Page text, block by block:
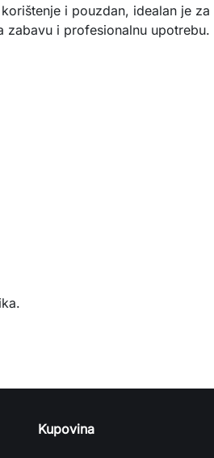
i pouzdan, idealan je za
i profesionalnu upotrebu.
Kupovina